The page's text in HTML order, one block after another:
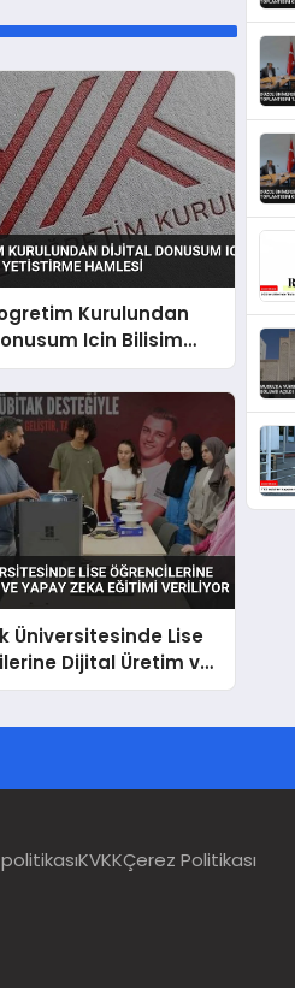
Kurulundan
Icin Bilisim
Yetistirme Hamlesi
Üniversitesinde Lise
Dijital Üretim ve
Eğitimi Veriliyor
KVKKÇerez Politikası